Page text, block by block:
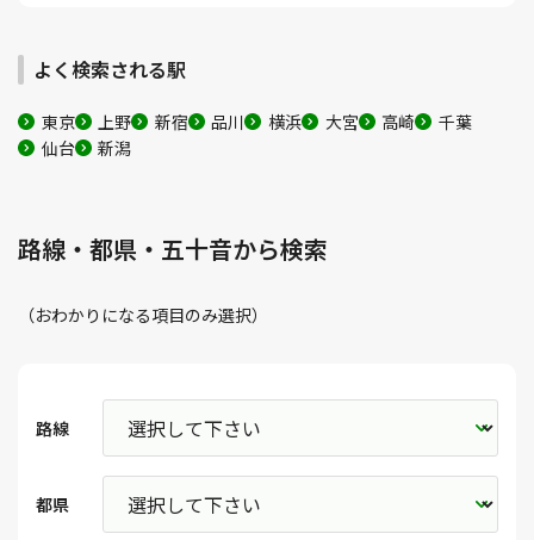
よく検索される駅
東京 上野 新宿 品川 横浜 大宮 高崎
千葉
仙台
新潟
路線・都県・五十音から検索
（おわかりになる項目のみ選択）
路線
都県